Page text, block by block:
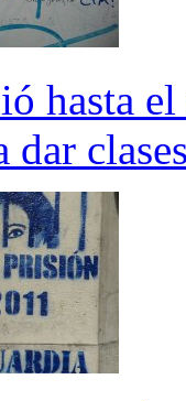
hasta
dar